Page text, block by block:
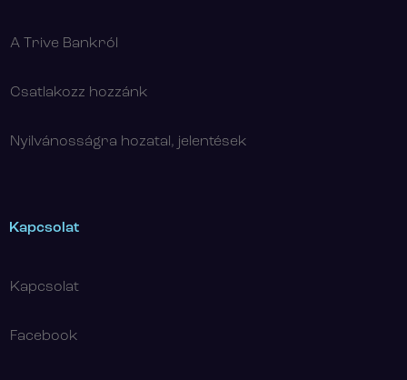
A Trive Bankról
Csatlakozz hozzánk
Nyilvánosságra hozatal, jelentések
Kapcsolat
Kapcsolat
Facebook